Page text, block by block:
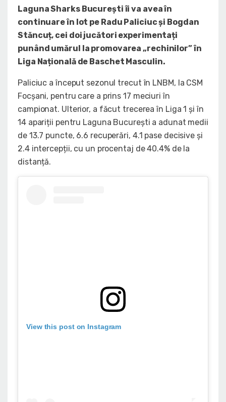
Laguna Sharks București îi va avea în
continuare în lot pe Radu Paliciuc și Bogdan
Stăncuț, cei doi jucători experimentați
punând umărul la promovarea „rechinilor” în
Liga Națională de Baschet Masculin.
Paliciuc a început sezonul trecut în LNBM, la CSM
Focșani, pentru care a prins 17 meciuri în
campionat. Ulterior, a făcut trecerea în Liga 1 și în
14 apariții pentru Laguna București a adunat medii
de 13.7 puncte, 6.6 recuperări, 4.1 pase decisive și
2.4 intercepții, cu un procentaj de 40.4% de la
distanță.
View this post on Instagram